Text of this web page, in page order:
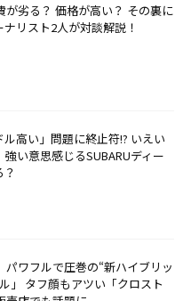
が劣る？ 価格が高い？ その裏に
リスト2人が対談解説！
ル高い」問題に終止符!? いえい
い意思感じるSUBARUディー
パワフルで圧巻の“新ハイブリッ
」 タフ顔もアツい「クロスト